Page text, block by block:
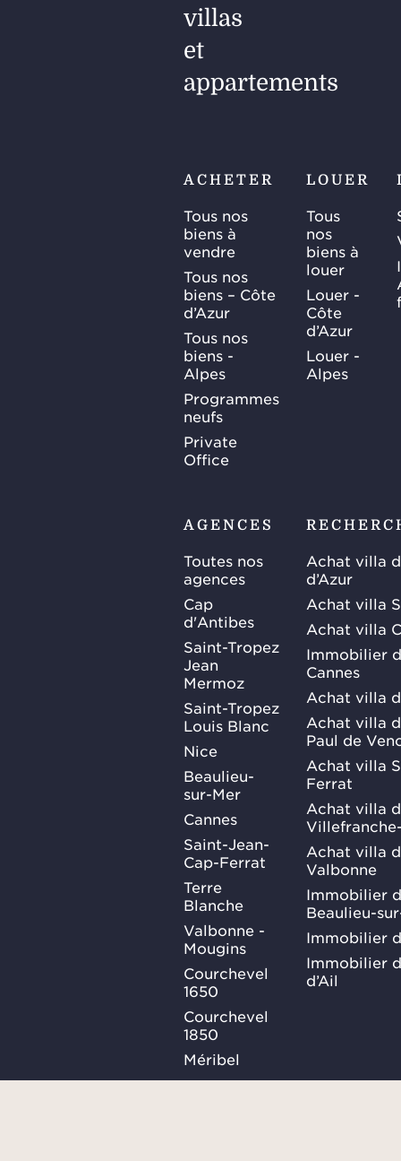
villas
et
appartements
ACHETER
Tous nos
biens à
vendre
Tous nos
biens – Côte
d’Azur
Tous nos
biens -
Alpes
Programmes
neufs
Private
Office
LOUER
Tous
nos
biens à
louer
Louer -
Côte
d’Azur
Louer -
Alpes
AGENCES
Toutes nos
agences
Cap
d'Antibes
Saint-Tropez
Jean
Mermoz
Saint-Tropez
Louis Blanc
Nice
Beaulieu-
sur-Mer
Cannes
Saint-Jean-
Cap-Ferrat
Terre
Blanche
Valbonne -
Mougins
Courchevel
1650
Courchevel
1850
Méribel
Achat villa
d’Azur
Achat villa
Achat villa
Immobilier
Cannes
Achat villa
Achat villa
Paul de
Achat villa
Ferrat
Achat villa
Achat villa
Valbonne
Immobilier
Beaulieu-
Immobilier
Immobilier
d’Ail